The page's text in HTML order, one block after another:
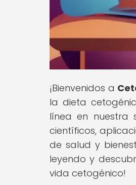
¡Bienvenidos a
la dieta
línea en nuestra
científicos,
de salud y
leyendo y
vida cetogénico!